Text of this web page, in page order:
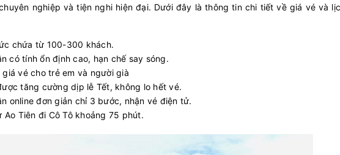
nghiệp và tiện nghi hiện đại. Dưới đây là thông tin chi tiết về giá vé và
chứa từ 100-300 khách.
có tính ổn định cao, hạn chế say sóng.
giá vé cho trẻ em và người già
tăng cường dịp lễ Tết, không lo hết vé.
online đơn giản chỉ 3 bước, nhận vé điện tử.
Tiên đi Cô Tô khoảng 75 phút.